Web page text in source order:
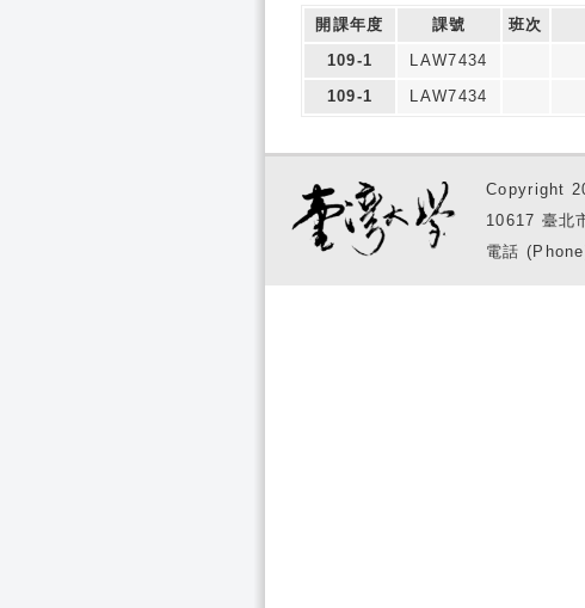
開課年度 課號 班次
109-1
LAW7434
109-1
LAW7434
Copyright
10617 臺
電話